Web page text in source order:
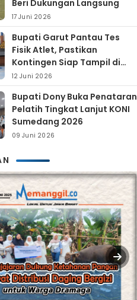
Beri Dukungan Langsung
17 Juni 2026
Bupati Garut Pantau Tes
Fisik Atlet, Pastikan
Kontingen Siap Tampil di
Porprov 2026
12 Juni 2026
Bupati Dony Buka Penataran
Pelatih Tingkat Lanjut KONI
Sumedang 2026
09 Juni 2026